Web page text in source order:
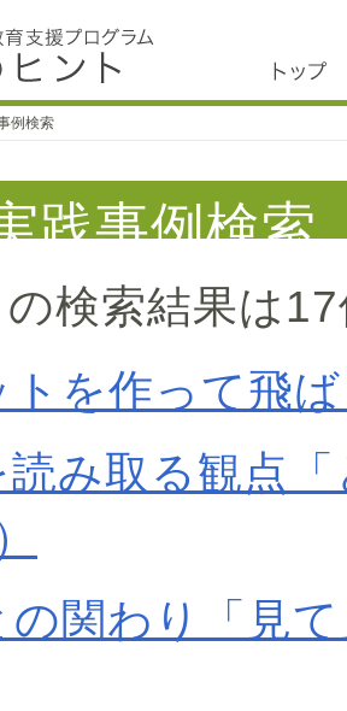
例検索
践事例検索
検索結果は
トを作って飛
読み取る観点
の関わり「見